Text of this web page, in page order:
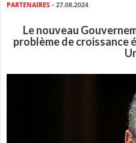
PARTENAIRES - 27.08.2024
Le nouveau
problème de croissance